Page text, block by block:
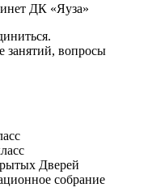
ДК «Яуза»
занятий, вопросы
Дверей
собрание